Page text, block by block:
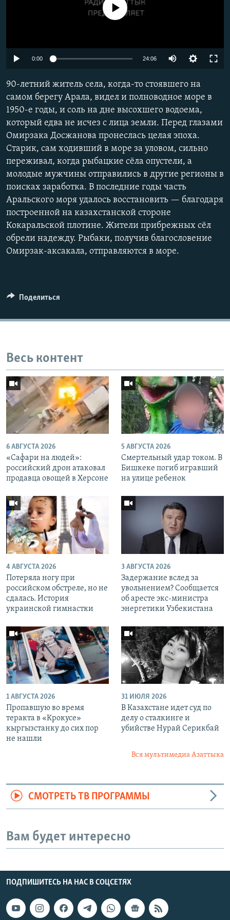
No media source currently available
0:00 24:06
90-летний житель села, когда-то стоявшего на
самом берегу Арала, видел и полноводное море в
1950-е годы, и соль на дне высохшего водоема,
который едва не исчез с лица земли. Перед глазами
Омирзака Досжанова пронеслась целая эпоха.
Старик, сам ходивший в море за уловом, сильно
переживал, когда рыбацкие сёла опустели, а
молодые мужчины отправились в другие регионы в
поисках заработка. В последние годы часть
Аральского моря удалось восстановить — благодаря
построенной на казахстанской стороне
Кокаральской плотине. Жители прибрежных сёл
обрели надежду. Рыбаки, получив благословение
Омирзак-аксакала, отправляются в море.
Поделиться
Весь контент
6 АВГУСТА 2026
«Cафари на людей»:
российский дрон атаковал
продавца овощей в Херсоне
5 АВГУСТА 2026
Смертельный удар током. В
Бишкеке погиб игравший
на улице ребенок
4 АВГУСТА 2026
Потеряла ногу при
российском обстреле, но не
сдалась. История
украинской гимнастки
3 АВГУСТА 2026
Задержание вслед за
увольнением? Сообщается
об аресте экс-министра
энергетики Узбекистана
1 АВГУСТА 2026
Пропавшую во время
теракта в «Крокусе»
кыргызстанку до сих пор
не нашли
31 ИЮЛЯ 2026
В Казахстане идет суд по
делу о сталкинге и
убийстве Нурай Серикбай
Вся мультимедиа Азаттыка
СМОТРЕТЬ ТВ ПРОГРАММЫ
Вам будет интересно
ПОДПИШИТЕСЬ НА НАС В СОЦСЕТЯХ